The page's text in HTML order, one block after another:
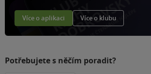
Více o aplikaci Více o klubu
Potřebujete s něčím poradit?